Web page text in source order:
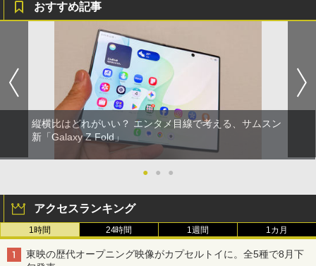
おすすめ記事
縦横比はどれがいい？ エンタメ目線で考える、サムスン
新「Galaxy Z Fold」
● ● ●
アクセスランキング
1時間 24時間 1週間 1カ月
東映の歴代オープニング映像がカプセルトイに。全5種で8月下